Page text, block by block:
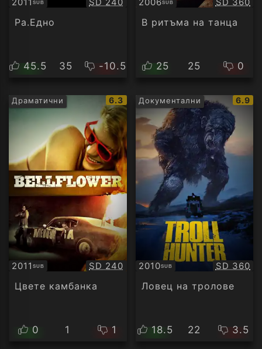
SUB
Субтитри
Ра.Едно
45.5 35 -10.5
SUB
Субтитри
В ритъма на танца
25 25 0
Драматични
IMDb
рейтинг:
6.3
2011SUB
Субтитри Качество:
SD 240
Цвете камбанка
0 1 1
Документални
IMDb
6.9
2010SUB
Субтитри SD 360
Ловец на тролове
18.5 22 3.5